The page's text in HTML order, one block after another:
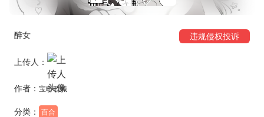
醉女 违规侵权投诉
上传人：
作者： 宝町歌織
分类： 百合